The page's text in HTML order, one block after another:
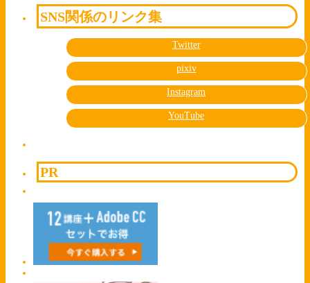
SNS関係のリンク集
Twitter
pixiv
Instagram
YouTube
PR